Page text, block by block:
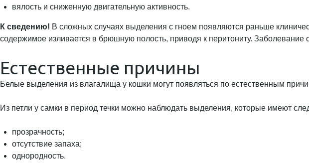
вялость и сниженную двигательную активность.
К сведению! В сложных случаях выделения с гноем появляются раньше
содержимое изливается в брюшную полость, приводя к перитониту. Заболевание
Естественные причины
Белые выделения из влагалища у кошки могут появляться по естественным
Из петли у самки в период течки можно наблюдать выделения, которые имеют
прозрачность;
отсутствие запаха;
однородность.